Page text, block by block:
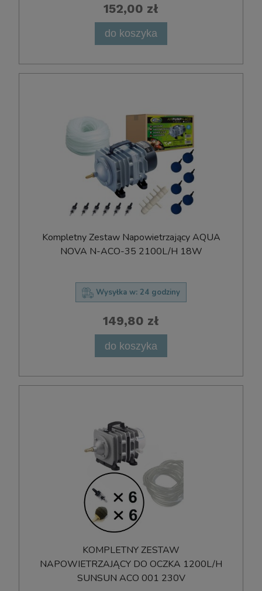
152,00 zł
do koszyka
Kompletny Zestaw Napowietrzający AQUA
NOVA N-ACO-35 2100L/H 18W
Wysyłka w: 24 godziny
149,80 zł
do koszyka
KOMPLETNY ZESTAW
NAPOWIETRZAJĄCY DO OCZKA 1200L/H
SUNSUN ACO 001 230V